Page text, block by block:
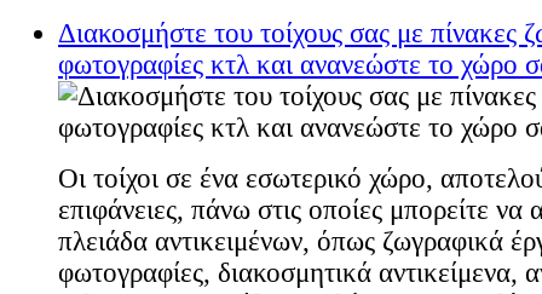
Διακοσμήστε του τοίχους σας με πίνακες
φωτογραφίες κτλ και ανανεώστε το χώρο
Οι τοίχοι σε ένα εσωτερικό χώρο,
επιφάνειες, πάνω στις οποίες μπορείτε να
πλειάδα αντικειμένων, όπως ζωγραφικά
φωτογραφίες, διακοσμητικά αντικείμενα,